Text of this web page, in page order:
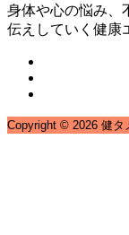
身体や心の悩み、
伝えしていく健康
Copyright © 2026 健タ